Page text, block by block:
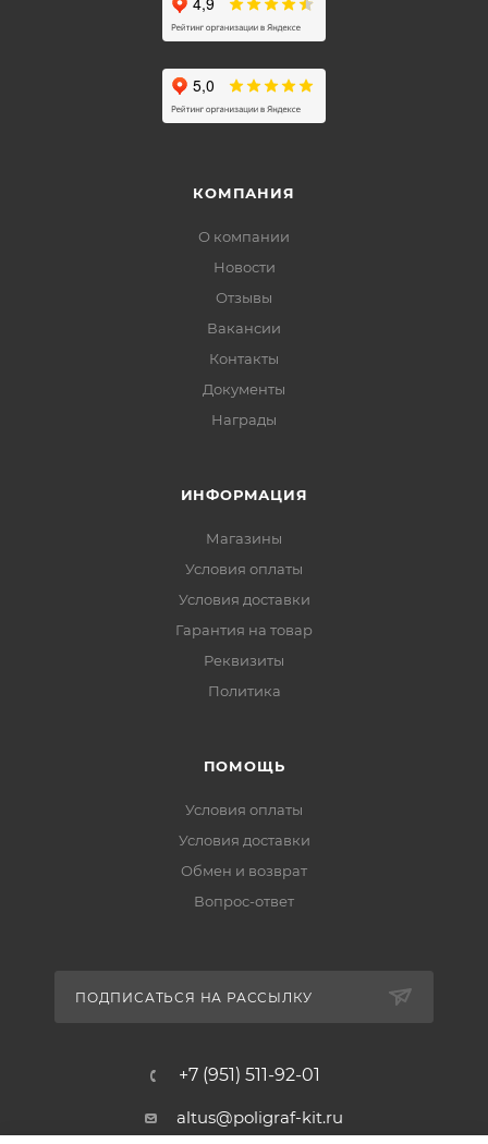
КОМПАНИЯ
О компании
Новости
Отзывы
Вакансии
Контакты
Документы
Награды
ИНФОРМАЦИЯ
Магазины
Условия оплаты
Условия доставки
Гарантия на товар
Реквизиты
Политика
ПОМОЩЬ
Условия оплаты
Условия доставки
Обмен и возврат
Вопрос-ответ
ПОДПИСАТЬСЯ НА РАССЫЛКУ
+7 (951) 511-92-01
altus@poligraf-kit.ru